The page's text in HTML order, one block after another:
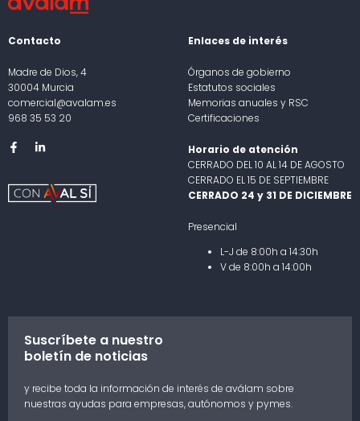
Contacto
Madre de Dios, 4
30004 Murcia
comercial@avalam.es
968 35 53 20
Enlaces de interés
Órganos de gobierno
Estatutos sociales
Memorias anuales y RSC
Certificaciones
Horario de atención
CERRADO DEL 10 AL 14 DE AGOSTO
CERRADO EL 15 DE SEPTIEMBRE
CERRADO 24 y 31 DE DICIEMBRE
Presencial
L-J de 8:00h a 14:30h
V de 8:00h a 14:00h
Suscríbete a nuestro
boletín de noticias
y recibe toda la información de interés de aválam sobre
nuestras ayudas para empresas, autónomos y pymes.